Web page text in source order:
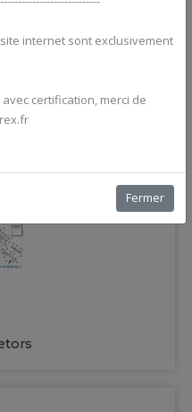
internet sont exclusivement
certification, merci de
Fermer